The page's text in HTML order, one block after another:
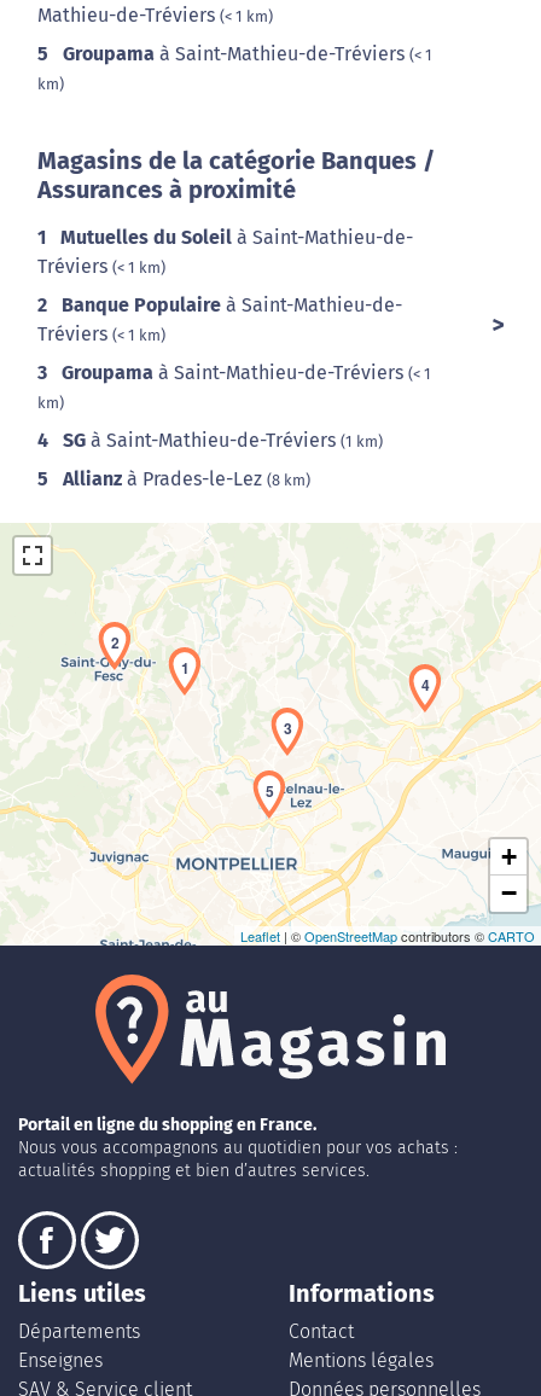
Mathieu-de-Tréviers (< 1 km)
5 Groupama à Saint-Mathieu-de-Tréviers (< 1
km)
Magasins de la catégorie Banques /
Assurances à proximité
1 Mutuelles du Soleil à Saint-Mathieu-de-
Tréviers (< 1 km)
2 Banque Populaire à Saint-Mathieu-de-
Tréviers (< 1 km)
3 Groupama à Saint-Mathieu-de-Tréviers (< 1
km)
4 SG à Saint-Mathieu-de-Tréviers (1 km)
5 Allianz à Prades-le-Lez (8 km)
Chargement de la carte en cours...
1
2
3
4
5
+
−
Leaflet | ©OpenStreetMapcontributors ©CARTO
Portail en ligne du shopping en France.
Nous vous accompagnons au quotidien pour vos achats :
actualités shopping et bien d’autres services.
Liens utiles
Départements
Enseignes
SAV & Service client
Informations
Contact
Mentions légales
Données personnelles